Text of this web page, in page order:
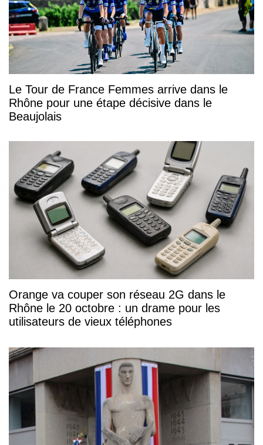
Le Tour de France Femmes arrive dans le
Rhône pour une étape décisive dans le
Beaujolais
Orange va couper son réseau 2G dans le
Rhône le 20 octobre : un drame pour les
utilisateurs de vieux téléphones